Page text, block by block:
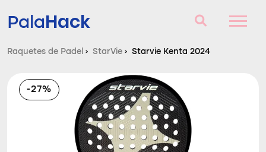
PalaHack
Raquetes de Padel
Perguntas e respostas
Comparador
Raquetes de Padel › StarVie › Starvie Kenta 2024
-27%